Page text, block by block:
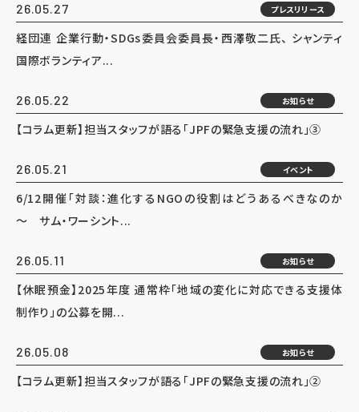
26.05.27 プレスリリース
経団連 企業行動・SDGs委員会委員長・西澤敬二氏、 シャンティ
国際ボランティア...
26.05.22 お知らせ
【コラム更新】担当スタッフが語る「JPFの緊急支援の流れ」③
26.05.21 イベント
6/12開催「対談：進化するNGOの役割はどうあるべきなのか
～ サム・ワーシント...
26.05.11 お知らせ
【休眠預金】2025年度 通常枠「地域の変化に対応できる支援体
制作り」の公募を開...
26.05.08 お知らせ
【コラム更新】担当スタッフが語る「JPFの緊急支援の流れ」②